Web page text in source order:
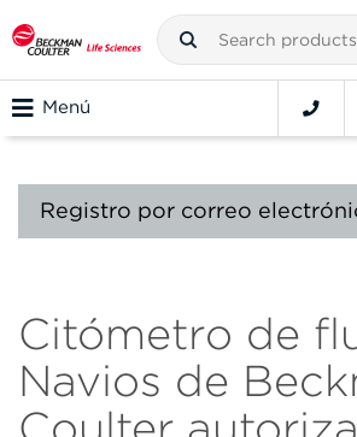
Menú
Registro por correo
Citómetro de
Navios de